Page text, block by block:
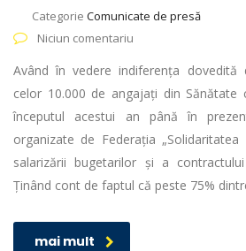
Categorie Comunicate de presă
Niciun comentariu
Având în vedere indiferența dovedită
celor 10.000 de angajați din
începutul acestui an până în
organizate de Federația
salarizării bugetarilor și a
Ținând cont de faptul că peste 75%
mai mult